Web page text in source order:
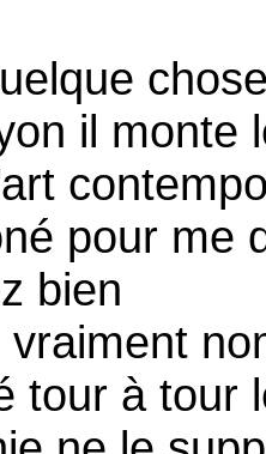
il monte
pour me
bien
vraiment
tour à tour